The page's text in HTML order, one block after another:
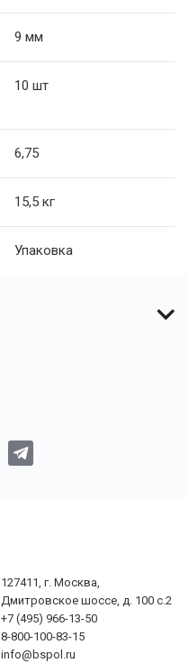
9 мм
10 шт
6,75
15,5 кг
Упаковка
127411, г. Москва,
Дмитровское шоссе, д. 100 с.2
+7 (495) 966-13-50
8-800-100-83-15
info@bspol.ru